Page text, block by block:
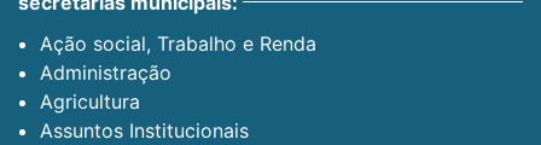
Ação social, Trabalho e Renda
Administração
Agricultura
Assuntos Institucionais